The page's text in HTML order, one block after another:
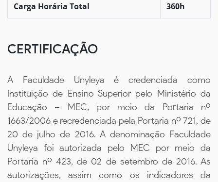
Carga Horária Total 360h
CERTIFICAÇÃO
A Faculdade Unyleya é credenciada como
Instituição de Ensino Superior pelo Ministério da
Educação – MEC, por meio da Portaria nº
1663/2006 e recredenciada pela Portaria nº 721, de
20 de julho de 2016. A denominação Faculdade
Unyleya foi autorizada pelo MEC por meio da
Portaria nº 423, de 02 de setembro de 2016. As
autorizações, assim como os indicadores da